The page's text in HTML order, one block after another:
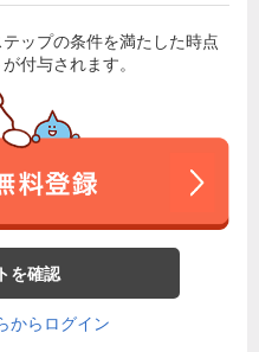
ップの条件を満たした時点
付与されます。
を確認
からログイン